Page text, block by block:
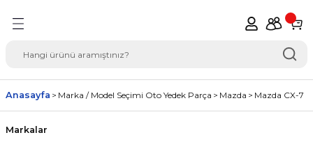
Seçimi Oto Yedek
Anasayfa Marka / Model Seçimi Oto Yedek Parça Mazda Mazda CX-7
Markalar